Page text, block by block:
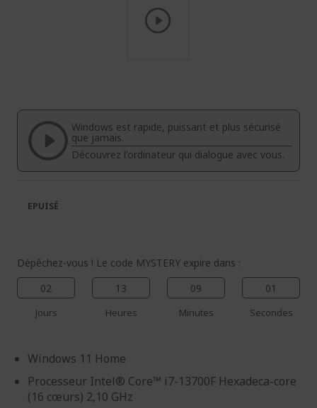
de
Galerie
d’images
Windows est rapide, puissant et plus sécurisé
que jamais.
Découvrez l'ordinateur qui dialogue avec vous.
Dépêchez-vous ! Le code MYSTERY expire dans :
02
Jours
13
Heures
09
Minutes
00
Secondes
Windows 11 Home
Processeur Intel® Core™ i7-13700F Hexadeca-core
(16 cœurs) 2,10 GHz
EPUISÉ